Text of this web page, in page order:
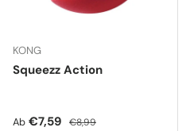
KONG
Squeezz Action
Verkaufspreis
Ab €7,59 Normaler Preis
€8,99